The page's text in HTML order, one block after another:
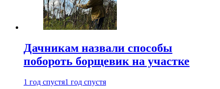
Дачникам назвали способы
побороть борщевик на участке
1 год спустя1 год спустя